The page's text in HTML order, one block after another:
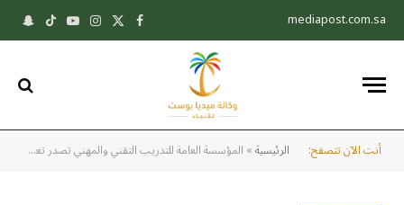
mediapost.com.sa فيسبوك
X
(Twitter)
الانستغرام
يوتيوبتيكتوك
أنت الآن تتصفح: الرئيسية» المؤسسة العامة للتدريب التقني والمهني تصدر تعميمًا هامًا لمنشآت التدريب الأهلي